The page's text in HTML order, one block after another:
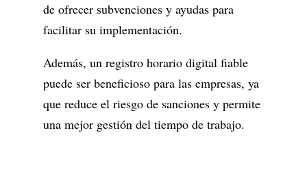
de ofrecer subvenciones y ayudas para
facilitar su implementación.
Además, un registro horario digital fiable
puede ser beneficioso para las empresas, ya
que reduce el riesgo de sanciones y permite
una mejor gestión del tiempo de trabajo.